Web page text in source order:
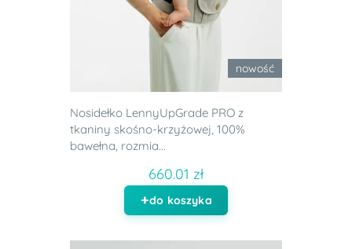
nowość
Nosidełko LennyUpGrade PRO z
tkaniny skośno-krzyżowej, 100%
bawełna, rozmia...
660.01 zł
do koszyka